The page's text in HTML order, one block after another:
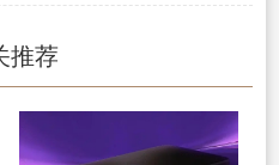
推荐